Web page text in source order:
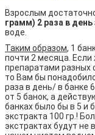
Взрослым
грамм) 2 раза в день
воде.
Таким образом, 1
почти 2 месяца.
препаратами разных
то Вам бы
раза в день/ в банке
от 5 банок, а
банках было бы в 5 и
экстракта 100 гр.!
экстрактах будут не